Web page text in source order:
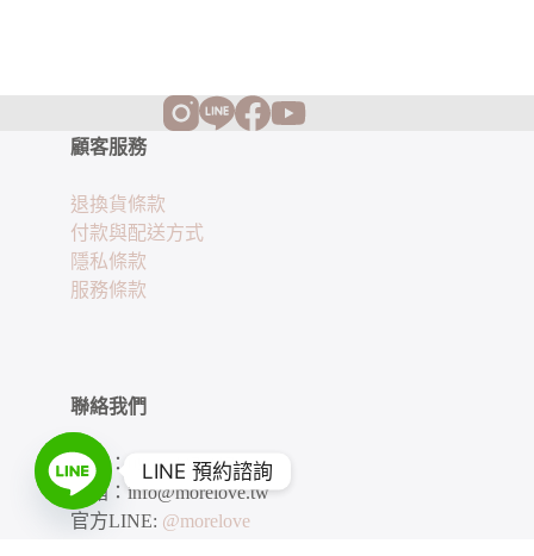
顧客服務
退換貨條款
付款與配送方式
隱私條款
服務條款
聯絡我們
電話：0908-437-317
信箱：info@morelove.tw
官方LINE: @morelove
LINE 預約諮詢